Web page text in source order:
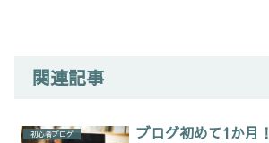
関連記事
初心者ブログ ブログ初めて1か月！